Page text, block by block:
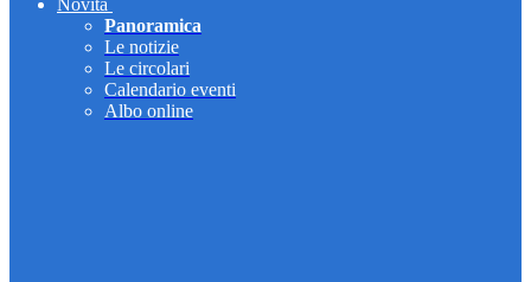
Novità
Panoramica
Le notizie
Le circolari
Calendario eventi
Albo online